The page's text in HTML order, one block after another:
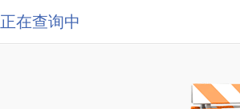
正在查询中